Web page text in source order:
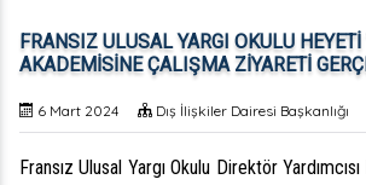
FRANSIZ ULUSAL YARGI OKULU
AKADEMİSİNE ÇALIŞMA ZİYARETİ
6 Mart 2024 Dış İlişkiler Dairesi Başkanlığı
Fransız Ulusal Yargı Okulu Direktör